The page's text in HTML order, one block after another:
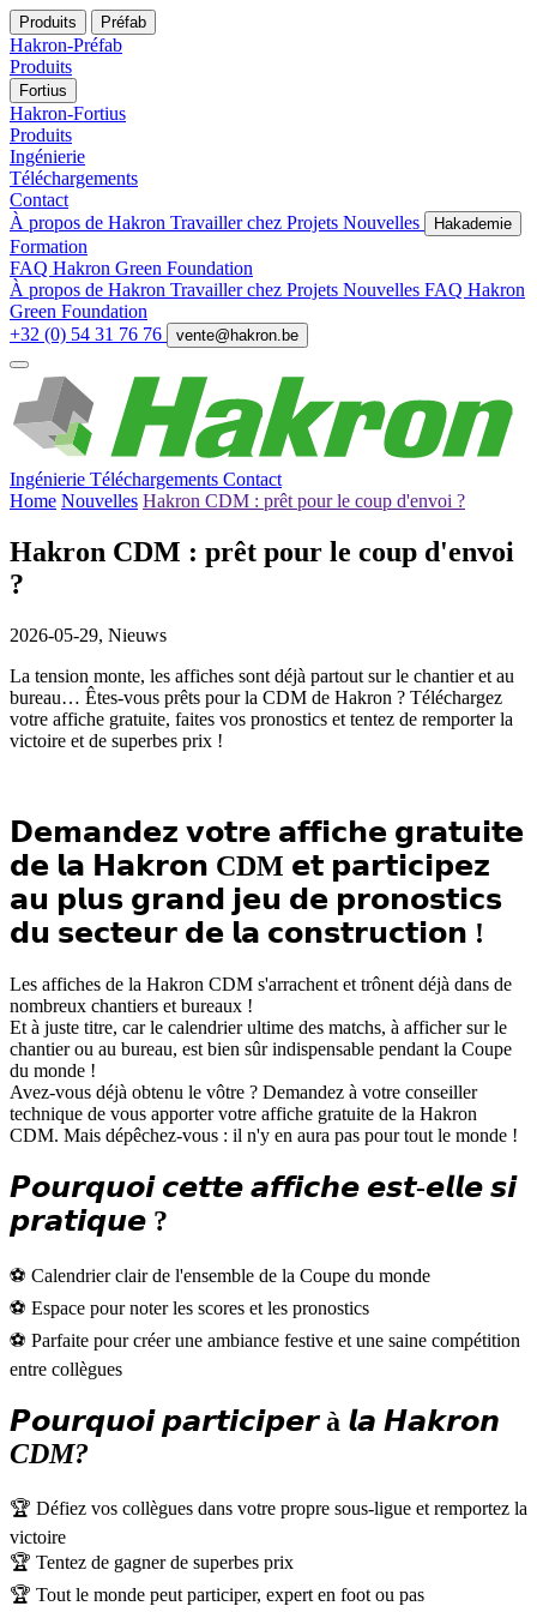
Produits Préfab
Hakron-Préfab
Produits
Fortius
Hakron-Fortius
Produits
Ingénierie
Téléchargements
Contact
À propos de Hakron Travailler chez Projets Nouvelles Hakademie
Formation
FAQ Hakron Green Foundation
À propos de Hakron Travailler chez Projets Nouvelles FAQ Hakron
Green Foundation
+32 (0) 54 31 76 76
vente@hakron.be
Ingénierie Téléchargements Contact
Home Nouvelles Hakron CDM : prêt pour le coup d'envoi ?
Hakron CDM : prêt pour le coup d'envoi
?
2026-05-29, Nieuws
La tension monte, les affiches sont déjà partout sur le chantier et au
bureau… Êtes-vous prêts pour la CDM de Hakron ? Téléchargez
votre affiche gratuite, faites vos pronostics et tentez de remporter la
victoire et de superbes prix !
𝗗𝗲𝗺𝗮𝗻𝗱𝗲𝘇 𝘃𝗼𝘁𝗿𝗲 𝗮𝗳𝗳𝗶𝗰𝗵𝗲 𝗴𝗿𝗮𝘁𝘂𝗶𝘁𝗲
𝗱𝗲 𝗹𝗮 𝗛𝗮𝗸𝗿𝗼𝗻 CDM 𝗲𝘁 𝗽𝗮𝗿𝘁𝗶𝗰𝗶𝗽𝗲𝘇
𝗮𝘂 𝗽𝗹𝘂𝘀 𝗴𝗿𝗮𝗻𝗱 𝗷𝗲𝘂 𝗱𝗲 𝗽𝗿𝗼𝗻𝗼𝘀𝘁𝗶𝗰𝘀
𝗱𝘂 𝘀𝗲𝗰𝘁𝗲𝘂𝗿 𝗱𝗲 𝗹𝗮 𝗰𝗼𝗻𝘀𝘁𝗿𝘂𝗰𝘁𝗶𝗼𝗻 !
Les affiches de la Hakron CDM s'arrachent et trônent déjà dans de
nombreux chantiers et bureaux !
Et à juste titre, car le calendrier ultime des matchs, à afficher sur le
chantier ou au bureau, est bien sûr indispensable pendant la Coupe
du monde !
Avez-vous déjà obtenu le vôtre ? Demandez à votre conseiller
technique de vous apporter votre affiche gratuite de la Hakron
CDM. Mais dépêchez-vous : il n'y en aura pas pour tout le monde !
𝙋𝙤𝙪𝙧𝙦𝙪𝙤𝙞 𝙘𝙚𝙩𝙩𝙚 𝙖𝙛𝙛𝙞𝙘𝙝𝙚 𝙚𝙨𝙩-𝙚𝙡𝙡𝙚 𝙨𝙞
𝙥𝙧𝙖𝙩𝙞𝙦𝙪𝙚 ?
⚽ Calendrier clair de l'ensemble de la Coupe du monde
⚽ Espace pour noter les scores et les pronostics
⚽ Parfaite pour créer une ambiance festive et une saine compétition
entre collègues
𝙋𝙤𝙪𝙧𝙦𝙪𝙤𝙞 𝙥𝙖𝙧𝙩𝙞𝙘𝙞𝙥𝙚𝙧 à 𝙡𝙖 𝙃𝙖𝙠𝙧𝙤𝙣
CDM?
🏆 Défiez vos collègues dans votre propre sous-ligue et remportez la
victoire
🏆 Tentez de gagner de superbes prix
🏆 Tout le monde peut participer, expert en foot ou pas